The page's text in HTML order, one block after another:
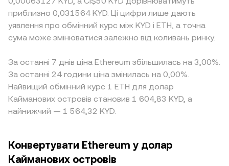
приблизно 0,031564 KYD. Ці цифри лише дають
уявлення про обмінний курс між KYD і ETH, а точна
сума може змінюватися залежно від коливань ринку.
За останні 7 днів ціна Ethereum збільшилась на 3,00%.
За останні 24 години ціна змінилась на 0,00%.
Найвищий обмінний курс 1 ETH для долар
Кайманових островів становив 1 604,83 KYD, а
найнижчий — 1 564,32 KYD.
Конвертувати Ethereum у долар
Кайманових островів